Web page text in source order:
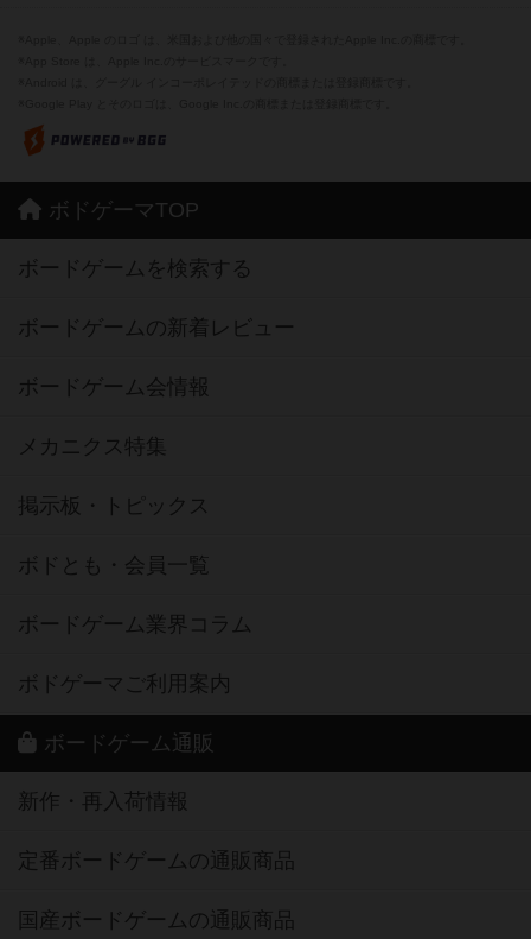
ボドゲーマTOP
ボードゲームを検索する
ボードゲームの新着レビュー
ボードゲーム会情報
メカニクス特集
掲示板・トピックス
ボドとも・会員一覧
ボードゲーム業界コラム
ボドゲーマご利用案内
ボードゲーム通販
新作・再入荷情報
定番ボードゲームの通販商品
国産ボードゲームの通販商品